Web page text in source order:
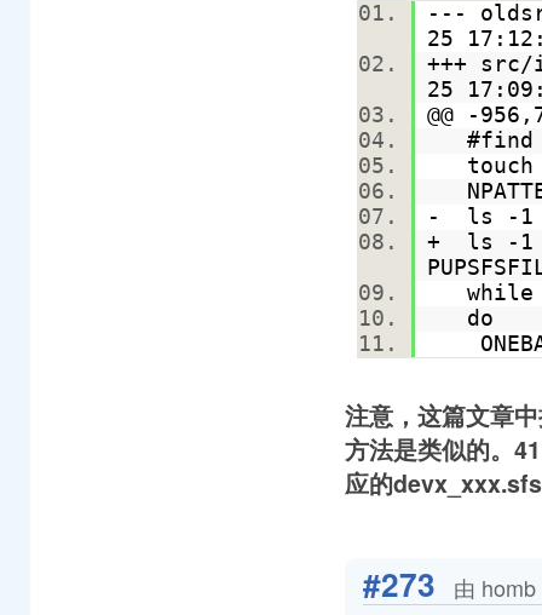
---
25
+++
25
@@ -
#find
touch /
- ls -1
+ ls -1
while
do
注意，这篇文章
方法是类似的。
应的
#273 由